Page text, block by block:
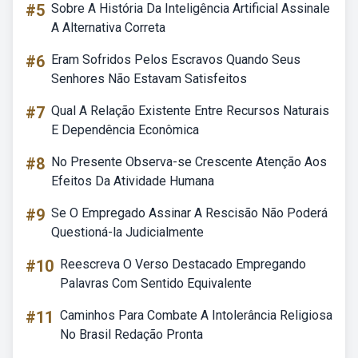
#5 Sobre A História Da Inteligência Artificial Assinale
A Alternativa Correta
#6 Eram Sofridos Pelos Escravos Quando Seus
Senhores Não Estavam Satisfeitos
#7 Qual A Relação Existente Entre Recursos Naturais
E Dependência Econômica
#8 No Presente Observa-se Crescente Atenção Aos
Efeitos Da Atividade Humana
#9 Se O Empregado Assinar A Rescisão Não Poderá
Questioná-la Judicialmente
#10 Reescreva O Verso Destacado Empregando
Palavras Com Sentido Equivalente
#11 Caminhos Para Combate A Intolerância Religiosa
No Brasil Redação Pronta